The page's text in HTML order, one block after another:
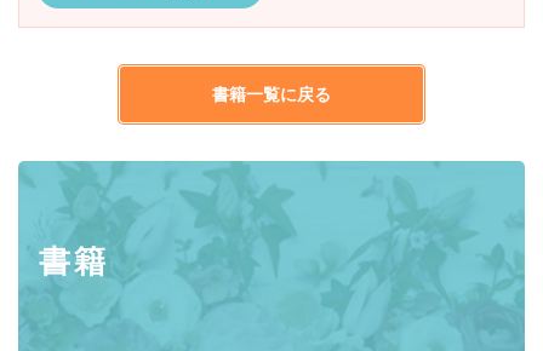
書籍一覧に戻る
書籍